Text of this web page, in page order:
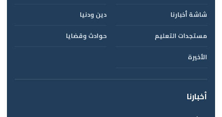
شاشة أخبارنا
دين ودنيا
مستجدات التعليم
حوادث وقضايا
الأخيرة
أخبارنا